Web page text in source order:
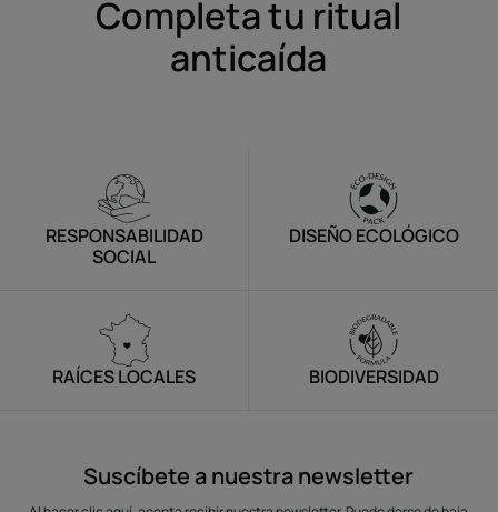
Completa tu ritual
anticaída
RESPONSABILIDAD
SOCIAL
DISEÑO ECOLÓGICO
RAÍCES LOCALES BIODIVERSIDAD
Suscíbete a nuestra newsletter